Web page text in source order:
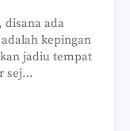
disana ada
kepingan
jadiu tempat
sej…